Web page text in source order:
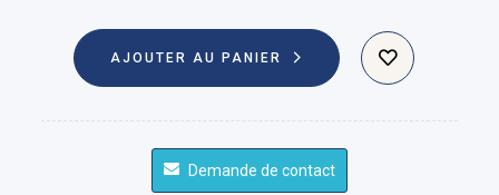
AJOUTER AU PANIER
Demande de contact